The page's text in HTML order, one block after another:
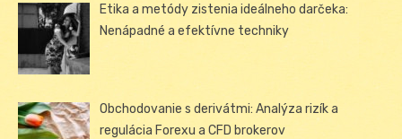
Etika a metódy zistenia ideálneho darčeka:
Nenápadné a efektívne techniky
Obchodovanie s derivátmi: Analýza rizík a
regulácia Forexu a CFD brokerov